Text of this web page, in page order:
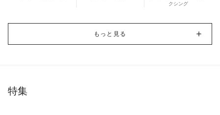
クシング
もっと見る
特集